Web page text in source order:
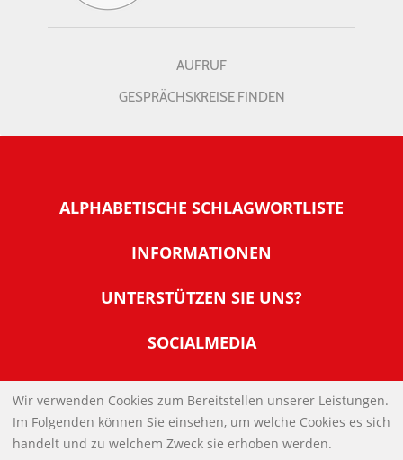
AUFRUF
GESPRÄCHSKREISE FINDEN
ALPHABETISCHE SCHLAGWORTLISTE
INFORMATIONEN
Warum NachDenkSeiten
Tipps zur Nutzung der NachDenkSeiten
Banner und E-Mail-Signaturen
Links
Kontakt
UNTERSTÜTZEN SIE UNS?
Werden Sie Fördermitglied
Spenden Sie Online
SOCIALMEDIA
IMPRESSUM
DATENSCHUTZERKLÄRUNG
Wir verwenden Cookies zum Bereitstellen unserer Leistungen.
Im Folgenden können Sie einsehen, um welche Cookies es sich
handelt und zu welchem Zweck sie erhoben werden.